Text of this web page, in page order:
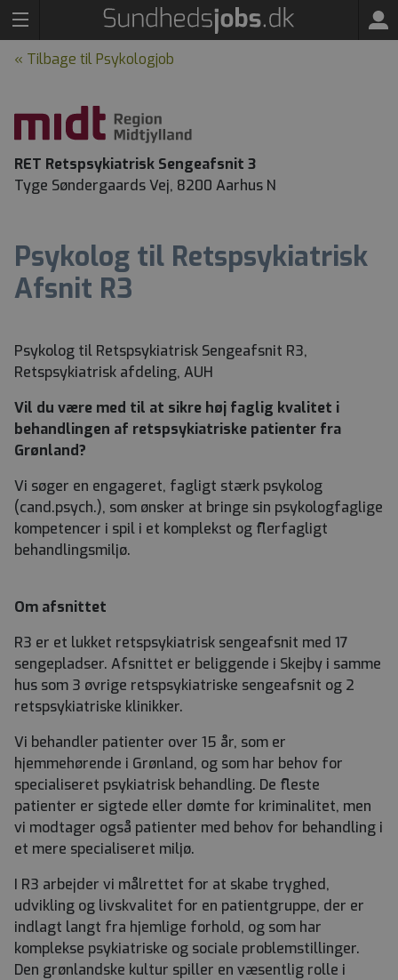
« Tilbage til Psykologjob
RET Retspsykiatrisk Sengeafsnit 3
Tyge Søndergaards Vej, 8200 Aarhus N
Psykolog til Retspsykiatrisk
Afsnit R3
Psykolog til Retspsykiatrisk Sengeafsnit R3,
Retspsykiatrisk afdeling, AUH
Vil du være med til at sikre høj faglig kvalitet i
behandlingen af retspsykiatriske patienter fra
Grønland?
Vi søger en engageret, fagligt stærk psykolog
(cand.psych.), som ønsker at bringe sin psykologfaglige
kompetencer i spil i et komplekst og flerfagligt
behandlingsmiljø.
Om afsnittet
R3 er et lukket retspsykiatrisk sengeafsnit med 17
sengepladser. Afsnittet er beliggende i Skejby i samme
hus som 3 øvrige retspsykiatriske sengeafsnit og 2
retspsykiatriske klinikker.
Vi behandler patienter over 15 år, som er
hjemmehørende i Grønland, og som har behov for
specialiseret psykiatrisk behandling. De fleste
patienter er sigtede eller dømte for kriminalitet, men
vi modtager også patienter med behov for behandling i
et mere specialiseret miljø.
I R3 arbejder vi målrettet for at skabe tryghed,
udvikling og livskvalitet for en patientgruppe, der er
indlagt langt fra hjemlige forhold, og som har
komplekse psykiatriske og sociale problemstillinger.
Den grønlandske kultur spiller en væsentlig rolle i